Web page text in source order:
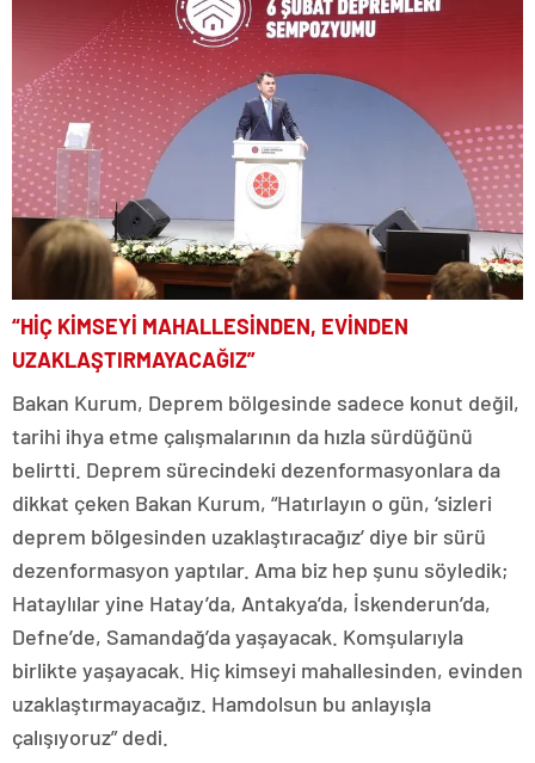
“HİÇ KİMSEYİ MAHALLESİNDEN, EVİNDEN
UZAKLAŞTIRMAYACAĞIZ”
Bakan Kurum, Deprem bölgesinde sadece konut değil,
tarihi ihya etme çalışmalarının da hızla sürdüğünü
belirtti. Deprem sürecindeki dezenformasyonlara da
dikkat çeken Bakan Kurum, “Hatırlayın o gün, ‘sizleri
deprem bölgesinden uzaklaştıracağız’ diye bir sürü
dezenformasyon yaptılar. Ama biz hep şunu söyledik;
Hataylılar yine Hatay’da, Antakya’da, İskenderun’da,
Defne’de, Samandağ’da yaşayacak. Komşularıyla
birlikte yaşayacak. Hiç kimseyi mahallesinden, evinden
uzaklaştırmayacağız. Hamdolsun bu anlayışla
çalışıyoruz” dedi.